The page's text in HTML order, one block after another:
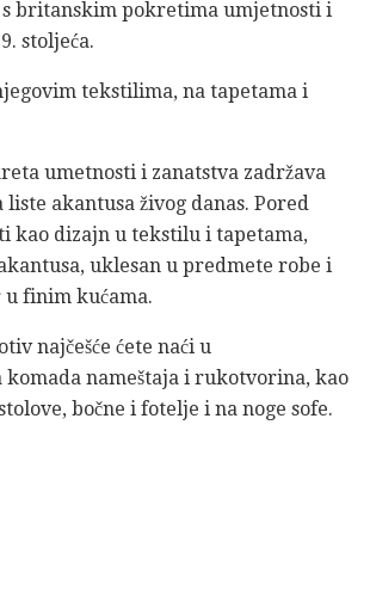
s britanskim pokretima umjetnosti i
stoljeća.
tekstilima, na tapetama i
umetnosti i zanatstva zadržava
akantusa živog danas. Pored
kao dizajn u tekstilu i tapetama,
uklesan u predmete robe i
u finim kućama.
najčešće ćete naći u
nameštaja i rukotvorina, kao
bočne i fotelje i na noge sofe.